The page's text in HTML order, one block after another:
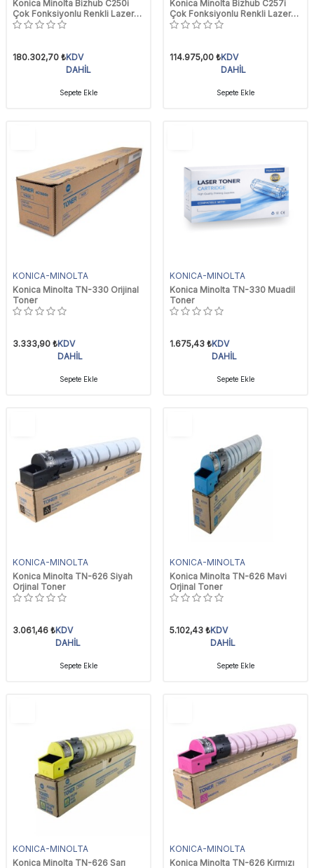
Konica Minolta Bizhub C250i
Çok Fonksiyonlu Renkli Lazer
Yazıcı
180.302,70 ₺KDV
DAHİL
Sepete Ekle
Konica Minolta Bizhub C257i
Çok Fonksiyonlu Renkli Lazer
Yazıcı
114.975,00 ₺KDV
DAHİL
Sepete Ekle
KONICA-MINOLTA
Konica Minolta TN-330 Orijinal
Toner
3.333,90 ₺KDV
DAHİL
Sepete Ekle
KONICA-MINOLTA
Konica Minolta TN-330 Muadil
Toner
1.675,43 ₺KDV
DAHİL
Sepete Ekle
KONICA-MINOLTA
Konica Minolta TN-626 Siyah
Orjinal Toner
3.061,46 ₺KDV
DAHİL
Sepete Ekle
KONICA-MINOLTA
Konica Minolta TN-626 Mavi
Orjinal Toner
5.102,43 ₺KDV
DAHİL
Sepete Ekle
KONICA-MINOLTA
Konica Minolta TN-626 Sarı
KONICA-MINOLTA
Konica Minolta TN-626 Kırmızı